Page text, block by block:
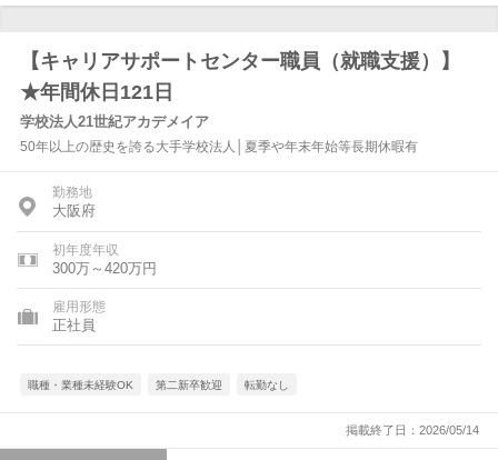
【キャリアサポートセンター職員（就職支援）】
★年間休日121日
学校法人21世紀アカデメイア
50年以上の歴史を誇る大手学校法人│夏季や年末年始等長期休暇有
勤務地
大阪府
初年度年収
300万～420万円
雇用形態
正社員
職種・業種未経験OK 第二新卒歓迎 転勤なし
掲載終了日：2026/05/14